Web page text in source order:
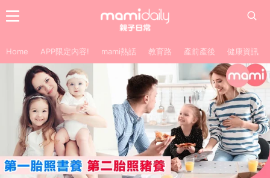
Home APP限定內容! mami熱話 教育路 產前產後 健康資訊